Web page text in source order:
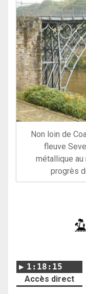
Non loin de
fleuve
métallique
progrès
1:18:15
Accès direct